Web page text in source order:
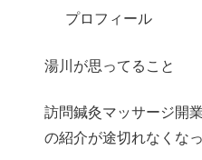
プロフィール
湯川が思ってること
訪問鍼灸マッサージ開
の紹介が途切れなくな